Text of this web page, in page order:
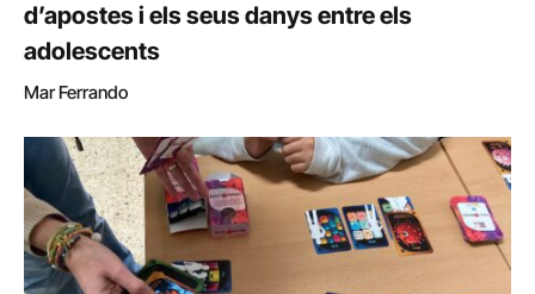
d’apostes i els seus danys entre els
adolescents
Mar Ferrando